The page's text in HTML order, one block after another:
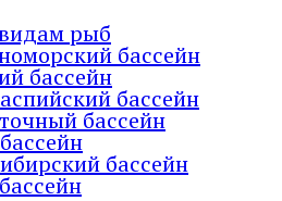
рыб
бассейн
бассейн
бассейн
бассейн
бассейн